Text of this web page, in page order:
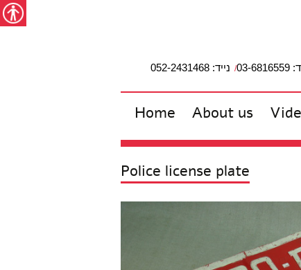
studio2
נייד: 052-2431468
Home About us
Police license plate